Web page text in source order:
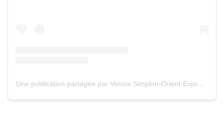
Une publication partagée par Venice Simplon-Orient-Express (@vsoetrain)